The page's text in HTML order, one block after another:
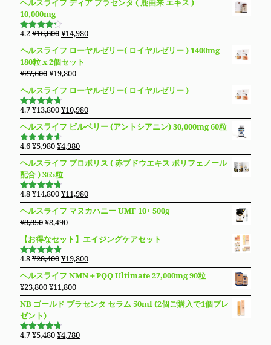
価
価
は
¥14,800
で
し
た。
の
格
は
¥13,280
ヘルスライフ ディア プラセンタ ( 鹿由来 エキス )
10,000mg
5段階で
4.19の評
価
4.2¥16,800元
の
価
格
は
¥16,800
で
し
た。
¥14,980現
在
の
は
で
す。
ヘルスライフ ローヤルゼリー( ロイヤルゼリー ) 1400mg
180粒 x 2個セット
¥27,600元
の
価
格
は
¥27,600
で
し
た。
¥19,800現
在
価
格
は
¥19,800
で
す。
ヘルスライフ ローヤルゼリー( ロイヤルゼリー )
5段階で
4.69の評
価
4.7¥13,800元
の
価
格
は
¥13,800
で
し
た。
¥10,980現
在
の
格
は
す。
ヘルスライフ ビルベリー (アントシアニン) 30,000mg 60粒
5段階で
4.63の評
価
4.6¥5,980元
の
価
格
は
¥5,980
で
し
た。
¥4,980現
在
の
格
は
¥4,980
す。
ヘルスライフ プロポリス ( 赤ブドウエキス ポリフェノール
配合 ) 365粒
5段階で
4.76の評
価
4.8¥14,800元
の
価
格
は
¥14,800
で
し
た。
¥11,980現
在
の
格
¥11,980
で
ヘルスライフ マヌカハニー UMF 10+ 500g
¥8,850元
の
価
格
は
¥8,850
で
し
た。
¥8,490現
在
の
価
格
は
¥8,490
で
【お得なセット】エイジングケアセット
5段階で
4.83の評
価
4.8¥28,400元
の
価
格
は
で
し
¥19,800現
在
の
格
ヘルスライフ NMN＋PQQ Ultimate 27,000mg 90粒
¥23,800元
の
価
格
は
¥11,800現
在
の
格
NB ゴールド プラセンタ セラム 50ml (2個ご購入で1個プレ
ゼント)
5段階で
4.7¥5,480元
¥4,780現